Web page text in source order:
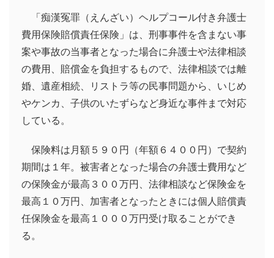
「痴漢冤罪（えんざい）ヘルプコール付き弁護士
費用保険賠償責任保険」は、刑事事件を含まない事
案や事故の当事者となった場合に弁護士や法律相談
の費用、賠償金を負担するもので、法律相談では離
婚、遺産相続、リストラ等の民事問題から、いじめ
やケンカ、子供のいたずらなど身近な事件まで対応
している。
保険料は月額５９０円（年額６４００円）で契約
期間は１年。被害者となった場合の弁護士費用など
の保険金が最高３００万円、法律相談など保険金を
最高１０万円、加害者となったときには個人賠償責
任保険金を最高１０００万円受け取ることができ
る。